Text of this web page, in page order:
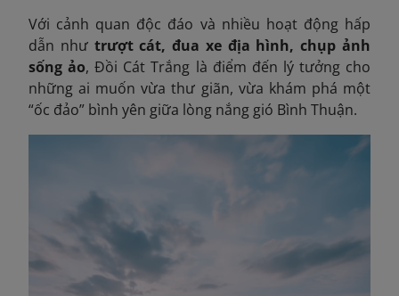
Với cảnh quan độc đáo và nhiều hoạt động hấp
dẫn như trượt cát, đua xe địa hình, chụp ảnh
sống ảo, Đồi Cát Trắng là điểm đến lý tưởng cho
những ai muốn vừa thư giãn, vừa khám phá một
“ốc đảo” bình yên giữa lòng nắng gió Bình Thuận.